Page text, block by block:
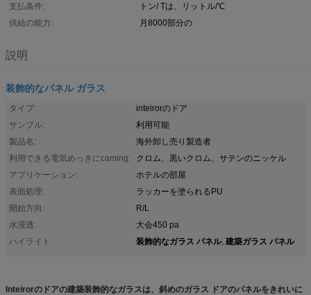
支払条件:
トン/ Tは、リットル/℃
供給の能力:
月8000部分の
説明
装飾的なパネル ガラス
タイプ:
inteirorのドア
サンプル:
利用可能
製品名:
海外卸し売り製造者
利用できる電気めっきにcaming:
クロム、黒いクロム、サテンのニッケル
アプリケーション:
ホテルの部屋
表面処理:
ラッカーを塗られるPU
開始方向:
R/L
水浸透:
大会450 pa
ハイライト:
装飾的なガラス パネル, 建築ガラス パネル
Inteirorのドアの建築装飾的なガラスは、斜めのガラス ドアのパネルをきれいに